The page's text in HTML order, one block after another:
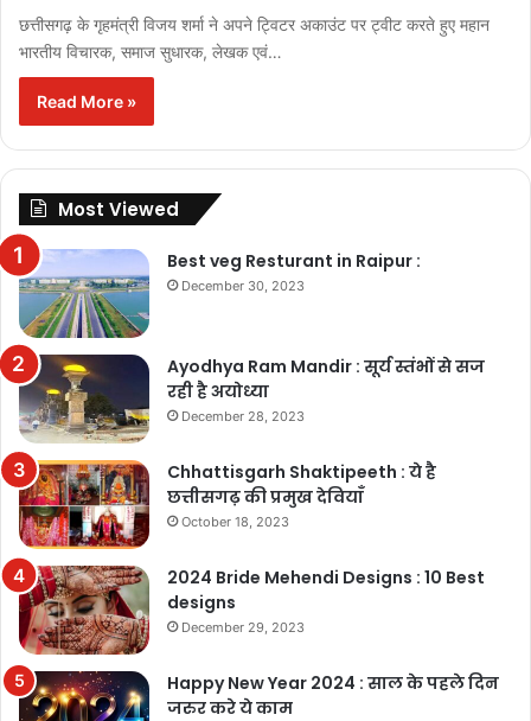
छत्तीसगढ़ के गृहमंत्री विजय शर्मा ने अपने ट्विटर अकाउंट पर ट्वीट करते हुए महान
भारतीय विचारक, समाज सुधारक, लेखक एवं…
Read More »
Most Viewed
Best veg Resturant in Raipur :
December 30, 2023
Ayodhya Ram Mandir : सूर्य स्तंभों से सज
रही है अयोध्या
December 28, 2023
Chhattisgarh Shaktipeeth : ये है
छत्तीसगढ़ की प्रमुख देवियाँ
October 18, 2023
2024 Bride Mehendi Designs : 10 Best
designs
December 29, 2023
Happy New Year 2024 : साल के पहले दिन
जरुर करे ये काम